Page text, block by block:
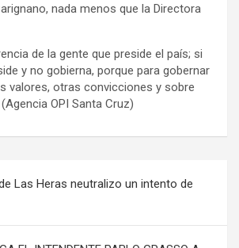
nada menos que la Directora
de la gente que preside el país; si
y no gobierna, porque para gobernar
valores, otras convicciones y sobre
OPI Santa Cruz)
Las Heras neutralizo un intento de